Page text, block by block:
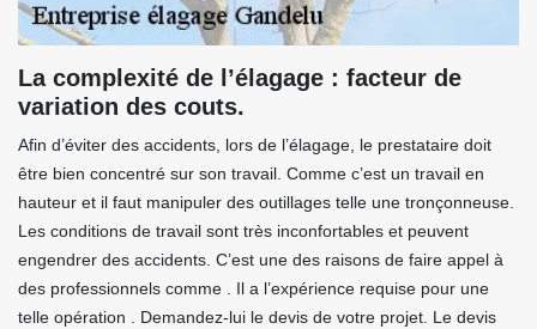
La complexité de l’élagage : facteur de
variation des couts.
Afin d’éviter des accidents, lors de l’élagage, le prestataire doit
être bien concentré sur son travail. Comme c’est un travail en
hauteur et il faut manipuler des outillages telle une tronçonneuse.
Les conditions de travail sont très inconfortables et peuvent
engendrer des accidents. C’est une des raisons de faire appel à
des professionnels comme . Il a l’expérience requise pour une
telle opération . Demandez-lui le devis de votre projet. Le devis